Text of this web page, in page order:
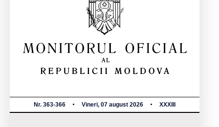
Nr. 363-366 Vineri, 07 august 2026 XXXIII